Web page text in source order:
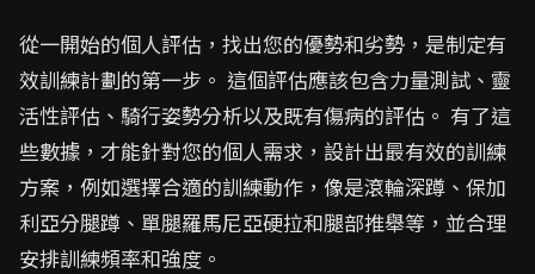
從一開始的個人評估，找出您的優勢和劣勢，是制定有
效訓練計劃的第一步。 這個評估應該包含力量測試、靈
活性評估、騎行姿勢分析以及既有傷病的評估。 有了這
些數據，才能針對您的個人需求，設計出最有效的訓練
方案，例如選擇合適的訓練動作，像是滾輪深蹲、保加
利亞分腿蹲、單腿羅馬尼亞硬拉和腿部推舉等，並合理
安排訓練頻率和強度。